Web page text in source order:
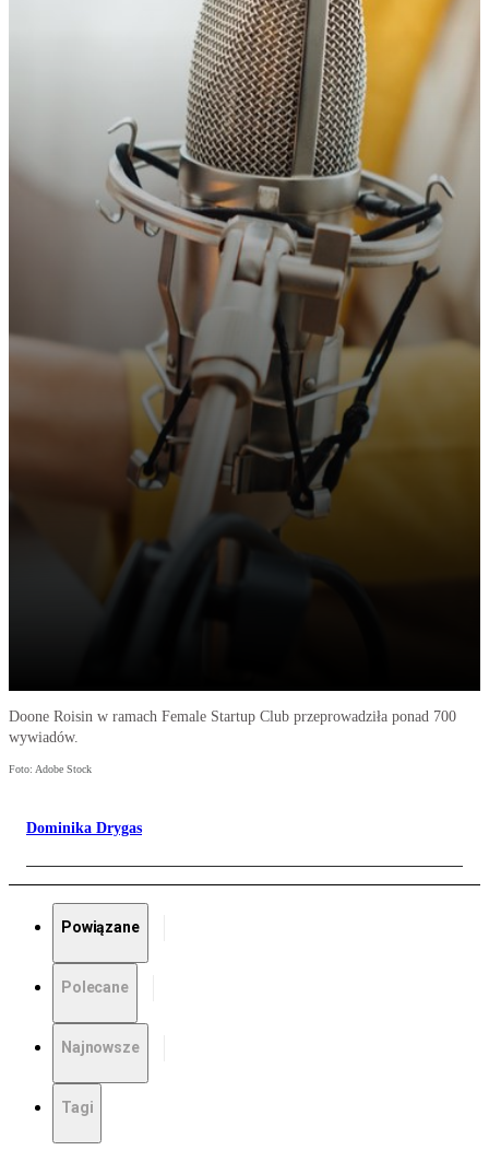
Doone Roisin w ramach Female Startup Club przeprowadziła ponad 700
wywiadów.
Foto: Adobe Stock
Dominika Drygas
Powiązane
Polecane
Najnowsze
Tagi